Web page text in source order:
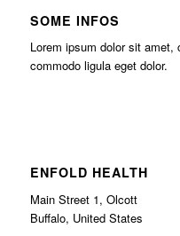
SOME INFOS
Lorem ipsum dolor sit
commodo ligula eget dolor.
ENFOLD HEALTH
Main Street 1, Olcott
Buffalo, United States